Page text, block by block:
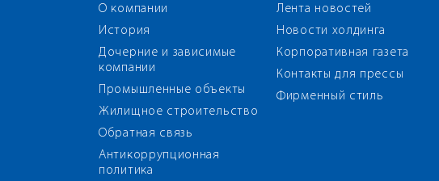
О компании
История
Дочерние и зависимые
компании
Промышленные объекты
Жилищное строительство
Обратная связь
Антикоррупционная
политика
Лента новостей
Новости холдинга
Корпоративная газета
Контакты для прессы
Фирменный стиль